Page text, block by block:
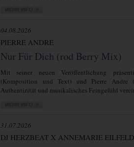
04.08.2026
PIERRE ANDRE
Nur Für Dich (rod Berry Mix)
Mit seiner neuen Veröffentlichung
(Komposition und Text) und Pierre Andre
Authentizität und musikalisches Feingefühl
31.07.2026
DJ HERZBEAT X ANNEMARIE EILFELD